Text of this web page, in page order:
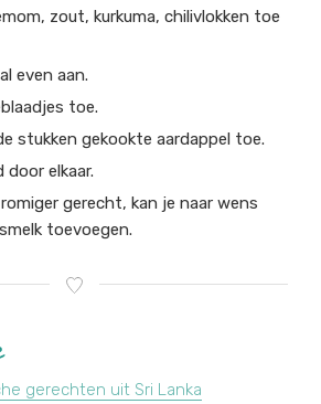
zout, kurkuma, chilivlokken toe
even aan.
toe.
stukken gekookte aardappel toe.
door elkaar.
gerecht, kan je naar wens
toevoegen.
gerechten uit Sri Lanka